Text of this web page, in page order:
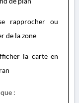
rapprocher ou
de la zone
la carte en
: